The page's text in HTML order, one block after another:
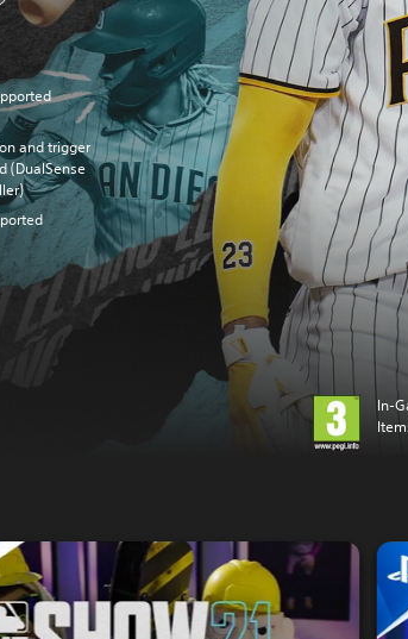
and trigger
(DualSense
In-